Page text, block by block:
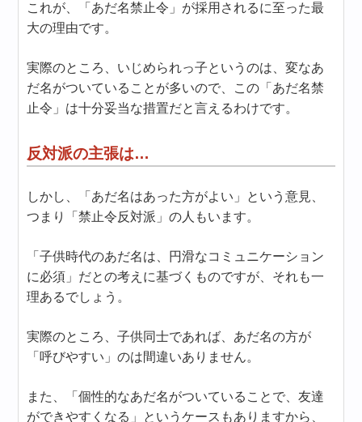
これが、「あだ名禁止令」が採用されるに至った最
大の理由です。
実際のところ、いじめられっ子というのは、変なあ
だ名がついていることが多いので、この「あだ名禁
止令」は十分妥当な措置だと言えるわけです。
反対派の主張は…
しかし、「あだ名はあった方がよい」という意見、
つまり「禁止令反対派」の人もいます。
「子供時代のあだ名は、円滑なコミュニケーション
に必須」だとの考えに基づくものですが、それも一
理あるでしょう。
実際のところ、子供同士であれば、あだ名の方が
「呼びやすい」のは間違いありません。
また、「個性的なあだ名がついていることで、友達
ができやすくなる」というケースもありますから、